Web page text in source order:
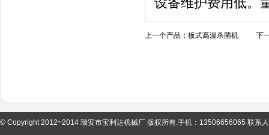
上一个产品： 板式高温杀菌机 下一
© Copyright 2012~2014 瑞安市宝利达机械厂 版权所有.手机：13506656065 联系